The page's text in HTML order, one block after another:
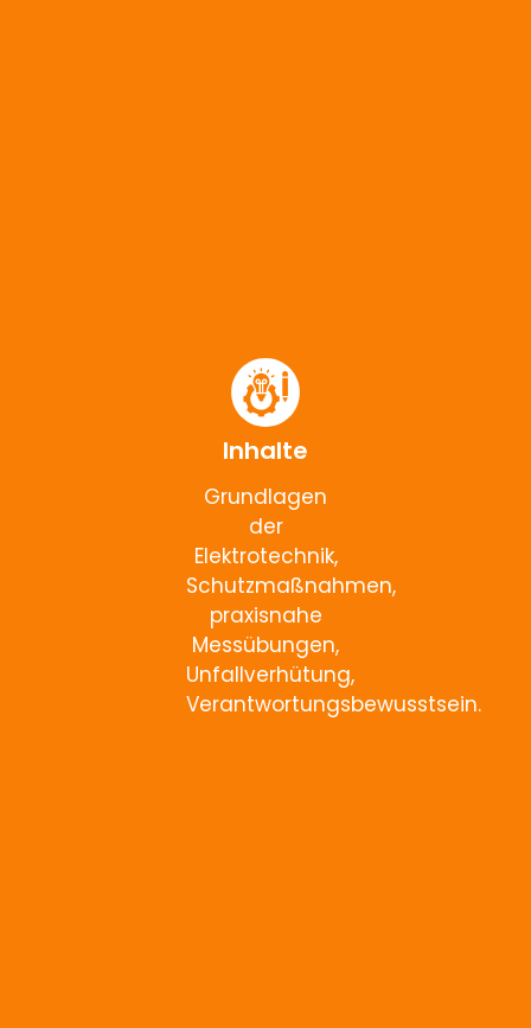
Inhalte
Grundlagen
der
Elektrotechnik,
Schutzmaßnahmen,
praxisnahe
Messübungen,
Unfallverhütung,
Verantwortungsbewusstsein.